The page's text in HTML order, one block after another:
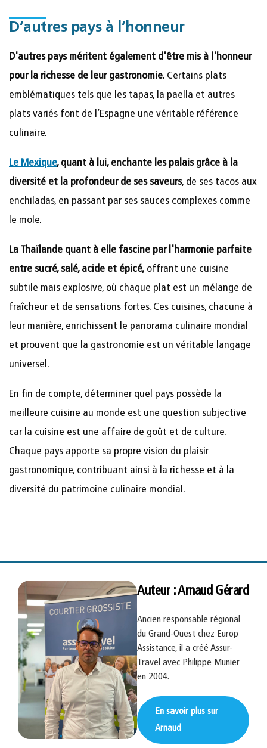
D’autres pays à l’honneur
D'autres pays méritent également d'être mis à l'honneur
pour la richesse de leur gastronomie. Certains plats
emblématiques tels que les tapas, la paella et autres
plats variés font de l’Espagne une véritable référence
culinaire.
Le Mexique, quant à lui, enchante les palais grâce à la
diversité et la profondeur de ses saveurs, de ses tacos aux
enchiladas, en passant par ses sauces complexes comme
le mole.
La Thaïlande quant à elle fascine par l'harmonie parfaite
entre sucré, salé, acide et épicé, offrant une cuisine
subtile mais explosive, où chaque plat est un mélange de
fraîcheur et de sensations fortes. Ces cuisines, chacune à
leur manière, enrichissent le panorama culinaire mondial
et prouvent que la gastronomie est un véritable langage
universel.
En fin de compte, déterminer quel pays possède la
meilleure cuisine au monde est une question subjective
car la cuisine est une affaire de goût et de culture.
Chaque pays apporte sa propre vision du plaisir
gastronomique, contribuant ainsi à la richesse et à la
diversité du patrimoine culinaire mondial.
Auteur : Arnaud Gérard
Ancien responsable régional
du Grand-Ouest chez Europ
Assistance, il a créé Assur-
Travel avec Philippe Munier
en 2004.
En savoir plus sur
Arnaud